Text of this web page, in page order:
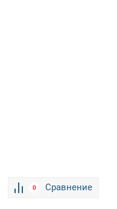
0 Сравнение